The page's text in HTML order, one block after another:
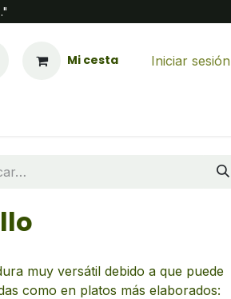
Mi cesta Iniciar sesión
muy versátil debido a que puede
como en platos más elaborados: